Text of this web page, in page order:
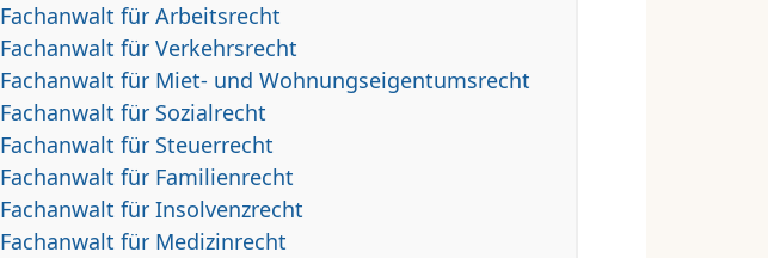
Fachanwalt für Arbeitsrecht
Fachanwalt für Verkehrsrecht
Fachanwalt für Miet- und Wohnungseigentumsrecht
Fachanwalt für Sozialrecht
Fachanwalt für Steuerrecht
Fachanwalt für Familienrecht
Fachanwalt für Insolvenzrecht
Fachanwalt für Medizinrecht